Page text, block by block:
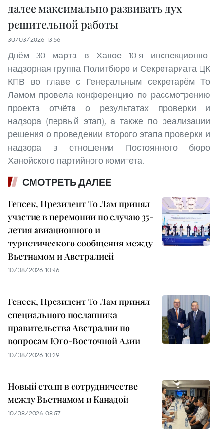
далее максимально развивать дух
решительной работы
30/03/2026 13:56
Днём 30 марта в Ханое 10-я инспекционно-
надзорная группа Политбюро и Секретариата ЦК
КПВ во главе с Генеральным секретарём То
Ламом провела конференцию по рассмотрению
проекта отчёта о результатах проверки и
надзора (первый этап), а также по реализации
решения о проведении второго этапа проверки и
надзора в отношении Постоянного бюро
Ханойского партийного комитета.
СМОТРЕТЬ ДАЛЕЕ
Генсек, Президент То Лам принял
участие в церемонии по случаю 35-
летия авиационного и
туристического сообщения между
Вьетнамом и Австралией
10/08/2026 10:46
Генсек, Президент То Лам принял
специального посланника
правительства Австралии по
вопросам Юго-Восточной Азии
10/08/2026 10:29
Новый столп в сотрудничестве
между Вьетнамом и Канадой
10/08/2026 08:57